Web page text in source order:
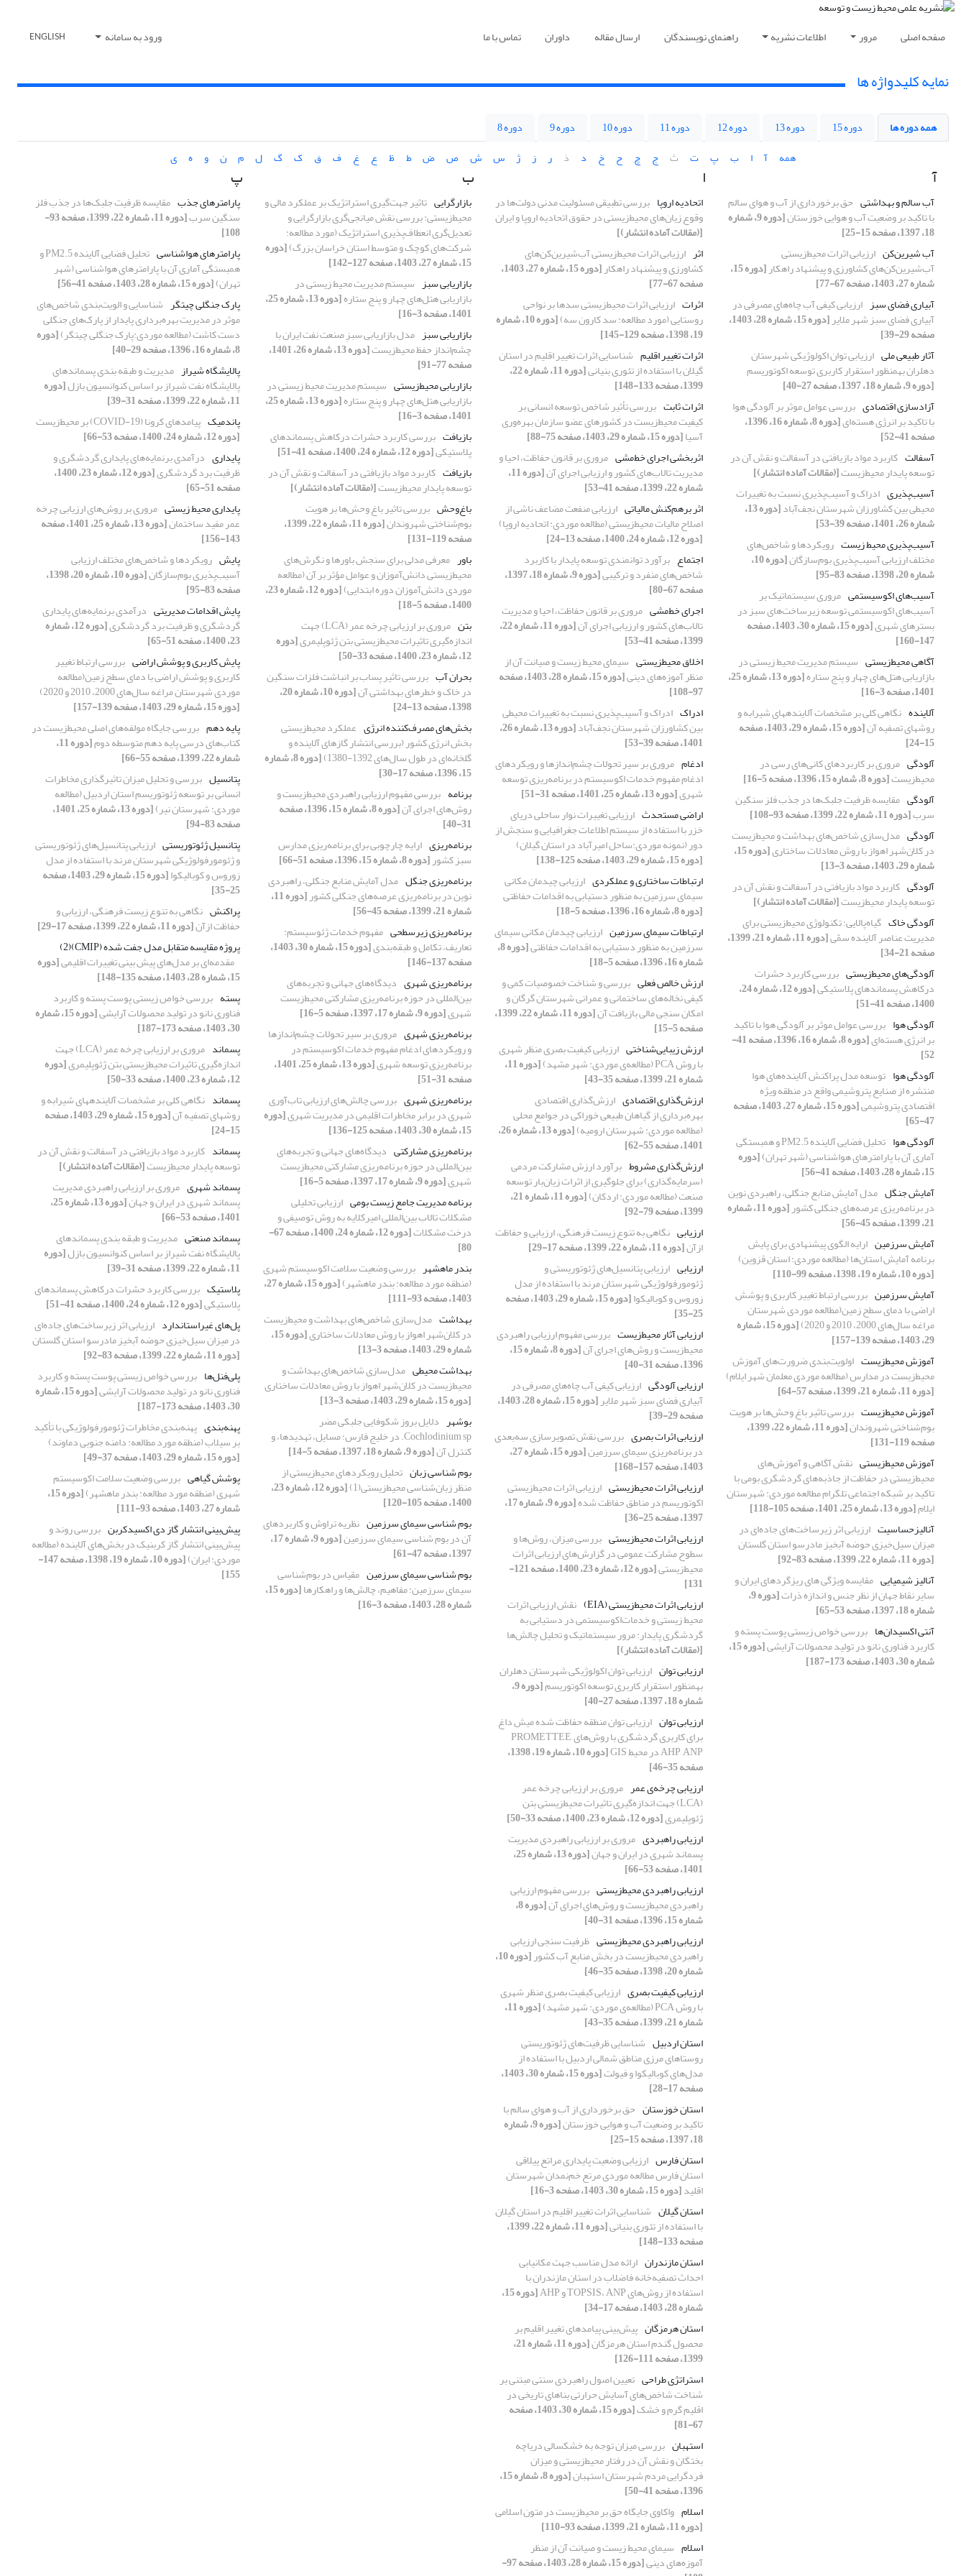
صفحه اصلی مرور اطلاعات نشریه راهنمای نویسندگان ارسال مقاله داوران تماس با ما ورود به سامانه ENGLISH
نمایه کلیدواژه ها
همه دوره ها دوره 15 دوره 13 دوره 12 دوره 11 دوره 10 دوره 9
دوره 8
همه
آ ا ب پ ت ث ج چ ح خ د ذ ر ز ژ س ش ص ض ط ظ ع غ ف ق ک گ ل م ن و ه ی
آ
آب سالم و بهداشتی حق برخورداری از آب و هوای سالم
با تاکید بر وضعیت آب و هوایی خوزستان [دوره 9، شماره
18، 1397، صفحه 15-25]
آب شیرین‌‌کن ارزیابی اثرات محیط‌‌زیستی
آب‌‌شیرین‌‌کن‌‌های کشاورزی و پیشنهاد راهکار [دوره 15،
شماره 27، 1403، صفحه 67-77]
آبیاری فضای سبز ارزیابی کیفی آب چاه‌‌های مصرفی در
آبیاری فضای سبز شهر ملایر [دوره 15، شماره 28، 1403،
صفحه 29-39]
آثار طبیعی ملی ارزیابی توان اکولوژیکی شهرستان
دهلران به‎منظور استقرار کاربری توسعه اکوتوریسم
[دوره 9، شماره 18، 1397، صفحه 27-40]
آزادسازی اقتصادی بررسی عوامل موثر بر آلودگی هوا
با تاکید بر انرژی هسته‌ای [دوره 8، شماره 16، 1396،
صفحه 41-52]
آسفالت کاربرد مواد بازیافتی در آسفالت و نقش آن در
توسعه پایدار محیط‌زیست[(مقالات آماده انتشار)]
آسیب‌‌پذیری ادراک و آسیب‌‌پذیری نسبت به تغییرات
محیطی بین کشاورزان شهرستان نجف‌‌آباد [دوره 13،
شماره 26، 1401، صفحه 39-53]
آسیب‌پذیری محیط زیست رویکردها و شاخص‌های
مختلف ارزیابی آسیب‌پذیری بوم‌سازگان [دوره 10،
شماره 20، 1398، صفحه 83-95]
آسیب‌های اکوسیستمی مروری سیستماتیک بر
آسیب‌‌های اکوسیستمی توسعه زیرساخت‌‌های سبز در
بسترهای شهری [دوره 15، شماره 30، 1403، صفحه
147-160]
آگاهی محیط‌زیستی سیستم مدیریت محیط زیستی در
بازاریابی هتل‌های چهار و پنج ستاره [دوره 13، شماره 25،
1401، صفحه 3-16]
آلاینده
نگاهی کلی بر مشخصات آلاینده‎های شیرابه و
روش‎های تصفیه آن [دوره 15، شماره 29، 1403، صفحه
15-24]
آلودگی مروری بر کاربردهای کانی‌های رسی در
محیط‌زیست[دوره 8، شماره 15، 1396، صفحه 5-16]
آلودگی مقایسه ظرفیت جلبک‌ها در جذب فلز سنگین
سرب[دوره 11، شماره 22، 1399، صفحه 93-108]
آلودگی مدل‌سازی شاخص‌های بهداشت و محیط‌زیست
در کلان‌شهر اهواز با روش معادلات ساختاری [دوره 15،
شماره 29، 1403، صفحه 3-13]
آلودگی کاربرد مواد بازیافتی در آسفالت و نقش آن در
توسعه پایدار محیط‌زیست[(مقالات آماده انتشار)]
آلودگی خاک گیاه‌پالایی؛ تکنولوژی محیط‌زیستی برای
مدیریت عناصر آلاینده سمّی [دوره 11، شماره 21، 1399،
صفحه 21-34]
آلودگی‌های محیط‌زیستی بررسی کاربرد حشرات
درکاهش پسماند‌های پلاستیکی [دوره 12، شماره 24،
1400، صفحه 41-51]
آلودگی هوا بررسی عوامل موثر بر آلودگی هوا با تاکید
بر انرژی هسته‌ای [دوره 8، شماره 16، 1396، صفحه 41-
52]
آلودگی هوا توسعه مدل پراکنش آلاینده‌های هوا
منتشره از صنایع پتروشیمی واقع در منطقه ویژه
اقتصادی پتروشیمی [دوره 15، شماره 27، 1403، صفحه
47-65]
آلودگی هوا
تحلیل فضایی آلاینده PM2.5 و همبستگی
آماری آن با پارامترهای هواشناسی (شهر تهران)[دوره
15، شماره 28، 1403، صفحه 41-56]
آمایش جنگل مدل آمایش منابع جنگلی، راهبردی نوین
در برنامه‌‌ریزی عرصه‌‌های جنگلی کشور [دوره 11، شماره
21، 1399، صفحه 45-56]
آمایش سرزمین ارایه الگوی پیشنهادی برای پایش
برنامه آمایش استان‌ها (مطالعه موردی: استان قزوین)
[دوره 10، شماره 19، 1398، صفحه 99-110]
آمایش سرزمین بررسی ارتباط تغییر کاربری و پوشش
اراضی با دمای سطح زمین(مطالعه موردی شهرستان
مراغه سال‌‌‌های 2000، 2010 و 2020) [دوره 15، شماره
29، 1403، صفحه 139-157]
آموزش محیط‌زیست اولویت‌‌بندی ضرورت‌‌های آموزش
محیط‌زیست در مدارس (مطالعه موردی معلمان شهر ایلام)
[دوره 11، شماره 21، 1399، صفحه 57-64]
آموزش محیط‌زیست بررسی تاثیر باغ‌ وحش‌ها‌‌ بر هویت
بوم‌شناختی شهروندان [دوره 11، شماره 22، 1399،
صفحه 119-131]
آموزش محیط‌زیستی نقش آگاهی و آموزش‌‌های
محیط‌زیستی در حفاظت از جاذبه‌‌های گردشگری بومی با
تاکید بر شبکه اجتماعی تلگرام مطالعه موردی: شهرستان
ایلام[دوره 13، شماره 25، 1401، صفحه 105-118]
آنالیزحساسیت ارزیابی اثر زیرساخت‌‌های جاده‌‌ای در
میزان سیل‌‌خیزی حوضه آبخیز مادرسو استان گلستان
[دوره 11، شماره 22، 1399، صفحه 83-92]
آنالیز شیمیایی مقایسه ویژگی های ریزگردهای ایران و
سایر نقاط جهان از نظر جنس و اندازه ذرات [دوره 9،
شماره 18، 1397، صفحه 53-65]
آنتی اکسیدان‌ها بررسی خواص زیستی پوست پسته و
کاربرد فناوری نانو در تولید محصولات آرایشی [دوره 15،
شماره 30، 1403، صفحه 173-187]
ا
اتحادیه اروپا بررسی تطبیقی مسئولیت مدنی دولت‌ها در
وقوع زیان‌های محیط‌زیستی درحقوق اتحادیه اروپا و ایران
[(مقالات آماده انتشار)]
اثر ارزیابی اثرات محیط‌‌زیستی آب‌‌شیرین‌‌کن‌‌های
کشاورزی و پیشنهاد راهکار [دوره 15، شماره 27، 1403،
صفحه 67-77]
اثرات ارزیابی اثرات ‌محیط‌زیستی سدها بر نواحی
روستایی (مورد مطالعه: سد کارون سه) [دوره 10، شماره
19، 1398، صفحه 129-145]
اثرات تغییر اقلیم شناسایی اثرات تغییر اقلیم در استان
گیلان با استفاده از تئوری بنیانی [دوره 11، شماره 22،
1399، صفحه 133-148]
اثرات ثابت بررسی تأثیر شاخص توسعه انسانی بر
کیفیت ‌‌محیط‌زیست در کشورهای عضو سازمان بهره‌وری
آسیا[دوره 15، شماره 29، 1403، صفحه 75-88]
اثربخشی اجرای خط‌مشی مروری بر قانون حفاظت، احیا و
مدیریت تالاب‌های کشور و ارزیابی اجرای آن [دوره 11،
شماره 22، 1399، صفحه 41-53]
اثر برهم‌کنش مالیاتی ارزیابی منفعت مضاعف ناشی از
اصلاح مالیات محیط‌‌زیستی (مطالعه موردی: اتحادیه اروپا)
[دوره 12، شماره 24، 1400، صفحه 13-24]
اجتماع برآورد توانمندی توسعه پایدار با کاربرد
شاخص‌های منفرد و ترکیبی [دوره 9، شماره 18، 1397،
صفحه 67-80]
اجرای خط‌مشی‌ مروری بر قانون حفاظت، احیا و مدیریت
تالاب‌های کشور و ارزیابی اجرای آن [دوره 11، شماره 22،
1399، صفحه 41-53]
اخلاق ‌محیط‏زیستی سیمای محیط زیست و صیانت آن از
منظر آموزه‌های دینی [دوره 15، شماره 28، 1403، صفحه
97-108]
ادراک ادراک و آسیب‌‌پذیری نسبت به تغییرات محیطی
بین کشاورزان شهرستان نجف‌‌آباد [دوره 13، شماره 26،
1401، صفحه 39-53]
ادغام مروری بر سیر تحولات چشم‌‌اندازها و رویکردهای
ادغام مفهوم خدمات اکوسیستم در برنامه‌ریزی توسعه
شهری[دوره 13، شماره 25، 1401، صفحه 31-51]
اراضی مستحدث ارزیابی تغییرات نوار ساحلی دریای
خزر با استفاده از سیستم اطلاعات جغرافیایی و سنجش از
دور (نمونه موردی:ساحل امیرآباد در استان گیلان)
[دوره 15، شماره 29، 1403، صفحه 125-138]
ارتباطات ساختاری و عملکردی ارزیابی چیدمان مکانی
سیمای سرزمین به منظور دستیابی به اقدامات حفاظتی
[دوره 8، شماره 16، 1396، صفحه 5-18]
ارتباطات سیمای سرزمین ارزیابی چیدمان مکانی سیمای
سرزمین به منظور دستیابی به اقدامات حفاظتی [دوره 8،
شماره 16، 1396، صفحه 5-18]
ارزش خالص فعلی بررسی و شناخت خصوصیات کمی و
کیفی نخاله‌‌های ساختمانی و عمرانی شهرستان گرگان و
امکان سنجی مالی بازیافت آن‌ [دوره 11، شماره 22، 1399،
صفحه 5-15]
ارزش زیبایی‌‌شناختی ارزیابی کیفیت بصری منظر شهری
با روش PCA (مطالعه‌‌ی موردی: شهر مشهد) [دوره 11،
شماره 21، 1399، صفحه 35-43]
ارزش‌‌‌گذاری اقتصادی ارزش‌گذاری اقتصادی
بهره‌برداری از گیاهان طبیعی خوراکی در جوامع محلی
(مطالعه موردی: شهرستان ارومیه) [دوره 13، شماره 26،
1401، صفحه 55-62]
ارزش‌‌گذاری مشروط برآورد ارزش مشارکت مردمی
(سرمایه‌گذاری) برای جلوگیری از اثرات زیان‌‌بار توسعه
صنعت (مطالعه موردی: اردکان) [دوره 11، شماره 21،
1399، صفحه 79-92]
ارزیابی نگاهی به تنوع زیست فرهنگی، ارزیابی و حفاظت
ازآن[دوره 11، شماره 22، 1399، صفحه 17-29]
ارزیابی ارزیابی پتانسیل‌های ژئوتوریستی و
ژئومورفولوژیکی شهرستان مرند با استفاده از مدل
زوروس و کوبالیکوا [دوره 15، شماره 29، 1403، صفحه
25-35]
ارزیابی آثار محیط‌زیست بررسی مفهوم ارزیابی راهبردی
محیط‌زیست و روش‌های اجرای آن [دوره 8، شماره 15،
1396، صفحه 31-40]
ارزیابی آلودگی ارزیابی کیفی آب چاه‌‌های مصرفی در
آبیاری فضای سبز شهر ملایر [دوره 15، شماره 28، 1403،
صفحه 29-39]
ارزیابی اثرات بصری بررسی نقش تصویرسازی سه‌بعدی
در برنامه‌‌ریزی سیمای سرزمین [دوره 15، شماره 27،
1403، صفحه 157-168]
ارزیابی اثرات محیط‌‌زیستی ارزیابی اثرات محیط‌‌زیستی
اکوتوریسم در مناطق حفاظت شده [دوره 9، شماره 17،
1397، صفحه 25-36]
ارزیابی اثرات محیط‌زیستی بررسی میزان، روش‌ها و
سطوح مشارکت عمومی در گزارش‌های ارزیابی اثرات
محیط‌زیستی [دوره 12، شماره 23، 1400، صفحه 121-
131]
ارزیابی اثرات محیط‌زیستی (EIA)
نقش ارزیابی اثرات
محیط زیستی و خدمات‌اکوسیستمی در دستیابی به
گردشگری پایدار: مرور سیستماتیک و تحلیل چالش‌ها
[(مقالات آماده انتشار)]
ارزیابی توان ارزیابی توان اکولوژیکی شهرستان دهلران
به‎منظور استقرار کاربری توسعه اکوتوریسم [دوره 9،
شماره 18، 1397، صفحه 27-40]
ارزیابی توان‌ ارزیابی توان منطقه حفاظت شده میش داغ
برای کاربری گردشگری با روش‌های PROMETTEE,
AHP, ANP در محیط GIS [دوره 10، شماره 19، 1398،
صفحه 35-46]
ارزیابی چرخه‌‌ی عمر مروری بر ارزیابی چرخه عمر
(LCA) جهت اندازه‌گیری تاثیرات محیط‌زیستی بتن
ژئوپلیمری[دوره 12، شماره 23، 1400، صفحه 33-50]
ارزیابی راهبردی مروری بر ارزیابی راهبردی مدیریت
پسماند شهری در ایران و جهان [دوره 13، شماره 25،
1401، صفحه 53-66]
ارزیابی راهبردی محیط‌زیستی بررسی مفهوم ارزیابی
راهبردی محیط‌زیست و روش‌های اجرای آن [دوره 8،
شماره 15، 1396، صفحه 31-40]
ارزیابی راهبردی محیط‌زیستی ظرفیت سنجی ارزیابی
راهبردی محیط‌زیست در بخش منابع آب کشور [دوره 10،
شماره 20، 1398، صفحه 35-46]
ارزیابی کیفیت بصری ارزیابی کیفیت بصری منظر شهری
با روش PCA (مطالعه‌‌ی موردی: شهر مشهد) [دوره 11،
شماره 21، 1399، صفحه 35-43]
استان اردبیل شناسایی ظرفیت‌های ژئوتوریستی
روستاهای مرزی مناطق شمالی اردبیل با استفاده از
مدل‌های کوبالیکوا و فیولت [دوره 15، شماره 30، 1403،
صفحه 17-28]
استان خوزستان حق برخورداری از آب و هوای سالم با
تاکید بر وضعیت آب و هوایی خوزستان [دوره 9، شماره
18، 1397، صفحه 15-25]
استان فارس ارزیابی وضعیت پایداری مراتع ییلاقی
استان فارس مطالعه موردی مرتع خم‌نمدان شهرستان
اقلید[دوره 15، شماره 30، 1403، صفحه 3-16]
استان گیلان شناسایی اثرات تغییر اقلیم در استان گیلان
با استفاده از تئوری بنیانی [دوره 11، شماره 22، 1399،
صفحه 133-148]
استان مازندران ارائه مدل مناسب جهت مکانیابی
احداث تصفیه‌خانه فاضلاب در استان مازندران با
استفاده از روش‌‌های TOPSIS، ANP و AHP [دوره 15،
شماره 28، 1403، صفحه 17-34]
استان هرمزگان پیش‌بینی پیامدهای تغییر اقلیم بر
محصول گندم استان هرمزگان [دوره 11، شماره 21،
1399، صفحه 111-126]
استراتژی طراحی تعیین اصول راهبردی سنتی مبتنی بر
شناخت شاخص‌‌های آسایش حرارتی بناهای تاریخی در
اقلیم گرم و خشک [دوره 15، شماره 30، 1403، صفحه
67-81]
استهبان بررسی میزان توجه به خشکسالی دریاچه
بختگان و نقش آن در رفتار محیط‌زیستی و میزان
فردگرایی مردم شهرستان استهبان [دوره 8، شماره 15،
1396، صفحه 41-50]
اسلام واکاوی جایگاه حق بر محیط‌زیست در متون اسلامی
[دوره 11، شماره 21، 1399، صفحه 93-110]
اسلام سیمای محیط زیست و صیانت آن از منظر
آموزه‌های دینی [دوره 15، شماره 28، 1403، صفحه 97-
ب
بازارگرایی تاثیر جهت‌‌گیری استراتژیک بر عملکرد مالی و
محیط‌‌زیستی: بررسی نقش میانجی‌‌گری بازارگرایی و
تعدیل‌‌گری انعطاف‌‌پذیری استراتژیک (مورد مطالعه:
شرکت‌‌های کوچک و متوسط استان‌‌ خراسان بزرگ)[دوره
15، شماره 27، 1403، صفحه 127-142]
بازاریابی سبز سیستم مدیریت محیط زیستی در
بازاریابی هتل‌های چهار و پنج ستاره [دوره 13، شماره 25،
1401، صفحه 3-16]
بازاریابی سبز مدل بازاریابی سبزِ صنعت نفت ایران با
چشم‌‌انداز حفظ محیط‌‌زیست [دوره 13، شماره 26، 1401،
صفحه 77-91]
بازاریابی محیط‌زیستی سیستم مدیریت محیط زیستی در
بازاریابی هتل‌های چهار و پنج ستاره [دوره 13، شماره 25،
1401، صفحه 3-16]
بازیافت بررسی کاربرد حشرات درکاهش پسماند‌های
پلاستیکی[دوره 12، شماره 24، 1400، صفحه 41-51]
بازیافت کاربرد مواد بازیافتی در آسفالت و نقش آن در
توسعه پایدار محیط‌زیست[(مقالات آماده انتشار)]
باغ‌وحش بررسی تاثیر باغ‌ وحش‌ها‌‌ بر هویت
بوم‌شناختی شهروندان [دوره 11، شماره 22، 1399،
صفحه 119-131]
باور معرفی مدلی برای سنجش باورها و نگرش‌های
محیط‌زیستی دانش‌آموزان و عوامل مؤثر بر آن (مطالعه
موردی دانش‌آموزان دوره ابتدایی) [دوره 12، شماره 23،
1400، صفحه 5-18]
بتن
مروری بر ارزیابی چرخه عمر (LCA) جهت
اندازه‌گیری تاثیرات محیط‌زیستی بتن ژئوپلیمری[دوره
12، شماره 23، 1400، صفحه 33-50]
بحران آب بررسی تاثیر پساب بر انباشت فلزات سنگین
در خاک و خطرهای بهداشتی آن [دوره 10، شماره 20،
1398، صفحه 13-24]
بخش‌های مصرف‌کننده انرژی عملکرد محیط‌زیستی
بخش انرژی کشور (بررسی انتشار گازهای آلاینده و
گلخانه‌ای در طول سال‌های 1392-1380) [دوره 8، شماره
15، 1396، صفحه 17-30]
برنامه بررسی مفهوم ارزیابی راهبردی محیط‌زیست و
روش‌های اجرای آن [دوره 8، شماره 15، 1396، صفحه
31-40]
برنامه‌ریزی ارایه چارچوبی برای برنامه‌ریزی مدارس
سبز کشور[دوره 8، شماره 15، 1396، صفحه 51-66]
برنامه‌‌ریزی جنگل مدل آمایش منابع جنگلی، راهبردی
نوین در برنامه‌‌ریزی عرصه‌‌های جنگلی کشور [دوره 11،
شماره 21، 1399، صفحه 45-56]
برنامه‌‌ریزی زیرسطحی مفهوم خدمات ژئوسیستم:
تعاریف، تکامل و طبقه‌بندی [دوره 15، شماره 30، 1403،
صفحه 137-146]
برنامه‌ریزی شهری دیدگاه‌های جهانی و تجربه‌های
بین‌المللی در حوزه برنامه‌ریزی مشارکتی محیط‌زیست
شهری[دوره 9، شماره 17، 1397، صفحه 5-16]
برنامه‌ریزی شهری مروری بر سیر تحولات چشم‌‌اندازها
و رویکردهای ادغام مفهوم خدمات اکوسیستم در
برنامه‌ریزی توسعه شهری [دوره 13، شماره 25، 1401،
صفحه 31-51]
برنامه‌ریزی شهری بررسی چالش‌‌های ارزیابی تاب‌آوری
شهری در برابر مخاطرات اقلیمی در مدیریت شهری[دوره
15، شماره 30، 1403، صفحه 125-136]
برنامه‌ریزی مشارکتی دیدگاه‌های جهانی و تجربه‌های
بین‌المللی در حوزه برنامه‌ریزی مشارکتی محیط‌زیست
شهری[دوره 9، شماره 17، 1397، صفحه 5-16]
برنامه مدیریت جامع زیست بومی ارزیابی تحلیلی
مشکلات تالاب بین‌‌المللی امیر‌‌کلایه به روش توصیفی و
درخت مشکلات [دوره 12، شماره 24، 1400، صفحه 67-
80]
بندر ماهشهر بررسی وضعیت سلامت اکوسیستم شهری
(منطقه مورد مطالعه: بندر ماهشهر) [دوره 15، شماره 27،
1403، صفحه 93-111]
بهداشت مدل‌سازی شاخص‌های بهداشت و محیط‌زیست
در کلان‌شهر اهواز با روش معادلات ساختاری [دوره 15،
شماره 29، 1403، صفحه 3-13]
بهداشت محیطی مدل‌سازی شاخص‌های بهداشت و
محیط‌زیست در کلان‌شهر اهواز با روش معادلات ساختاری
[دوره 15، شماره 29، 1403، صفحه 3-13]
بوشهر دلایل بروز شکوفا‌یی جلبکی مضر
Cochlodinium sp. در خلیج فارس؛ مسا‌یل، تهدیدها، و
کنترل آن[دوره 9، شماره 18، 1397، صفحه 5-14]
بوم شناسی زبان تحلیل رویکردهای ‌محیط‌زیستی از
منظر زبان‌شناسی ‌محیط‌زیستی(1) [دوره 12، شماره 23،
1400، صفحه 105-120]
بوم ‌‌شناسی سیمای سرزمین نظریه تراوش و کاربردهای
آن در بوم ‌‌شناسی سیمای سرزمین [دوره 9، شماره 17،
1397، صفحه 47-61]
بوم شناسی سیمای سرزمین مقیاس در ‌بوم‌شناسی
سیمای سرزمین: مفاهیم، چالش‌ها و راهکارها [دوره 15،
شماره 28، 1403، صفحه 3-16]
پ
پارامترهای جذب مقایسه ظرفیت جلبک‌ها در جذب فلز
سنگین سرب [دوره 11، شماره 22، 1399، صفحه 93-
108]
پارامترهای هواشناسی
تحلیل فضایی آلاینده PM2.5 و
همبستگی آماری آن با پارامترهای هواشناسی (شهر
تهران)[دوره 15، شماره 28، 1403، صفحه 41-56]
پارک جنگلی چیتگر شناسایی و الویت‌بندی شاخص‌های
موثر در مدیریت بهره‌برداری پایدار از پارک‌های جنگلی
دست کاشت (مطالعه موردی:پارک جنگلی چیتگر)[دوره
8، شماره 16، 1396، صفحه 29-40]
پالایشگاه شیراز مدیریت و طبقه بندی پسماندهای
پالایشگاه نفت شیراز بر اساس کنوانسیون بازل[دوره
11، شماره 22، 1399، صفحه 31-39]
پاندمیک پیامد‌های کرونا (COVID-19) بر محیط‌زیست
[دوره 12، شماره 24، 1400، صفحه 53-66]
پایداری درآمدی برنمایه‌‌های پایداری گردشگری و
ظرفیت برد گردشگری [دوره 12، شماره 23، 1400،
صفحه 51-65]
پایداری محیط زیستی مروری بر روش‌های ارزیابی چرخه
عمر مفید ساختمان [دوره 13، شماره 25، 1401، صفحه
143-156]
پایش رویکردها و شاخص‌های مختلف ارزیابی
آسیب‌پذیری بوم‌سازگان [دوره 10، شماره 20، 1398،
صفحه 83-95]
پایش اقدامات مدیریتی درآمدی برنمایه‌‌های پایداری
گردشگری و ظرفیت برد گردشگری [دوره 12، شماره
23، 1400، صفحه 51-65]
پایش کاربری و پوشش اراضی بررسی ارتباط تغییر
کاربری و پوشش اراضی با دمای سطح زمین(مطالعه
موردی شهرستان مراغه سال‌‌‌های 2000، 2010 و 2020)
[دوره 15، شماره 29، 1403، صفحه 139-157]
پایه دهم بررسی جایگاه مولفه‌‌های اصلی محیط‌زیست در
کتاب‌‌های درسی پایه دهم متوسطه دوم [دوره 11،
شماره 22، 1399، صفحه 55-66]
پتانسیل بررسی و تحلیل میزان تاثیرگذاری مخاطرات
انسانی بر توسعه ژئوتوریسم استان اردبیل (مطالعه
موردی: شهرستان نیر) [دوره 13، شماره 25، 1401،
صفحه 83-94]
پتانسیل ژئوتوریستی ارزیابی پتانسیل‌های ژئوتوریستی
و ژئومورفولوژیکی شهرستان مرند با استفاده از مدل
زوروس و کوبالیکوا [دوره 15، شماره 29، 1403، صفحه
25-35]
پراکنش نگاهی به تنوع زیست فرهنگی، ارزیابی و
حفاظت ازآن[دوره 11، شماره 22، 1399، صفحه 17-29]
پروژه مقایسه متقابل مدل جفت شده (CMIP)(2)
مقدمه‌ای بر مدل‌های پیش بینی تغییرات اقلیمی[دوره
15، شماره 28، 1403، صفحه 135-148]
پسته بررسی خواص زیستی پوست پسته و کاربرد
فناوری نانو در تولید محصولات آرایشی [دوره 15، شماره
30، 1403، صفحه 173-187]
پسماند
مروری بر ارزیابی چرخه عمر (LCA) جهت
اندازه‌گیری تاثیرات محیط‌زیستی بتن ژئوپلیمری[دوره
12، شماره 23، 1400، صفحه 33-50]
پسماند
نگاهی کلی بر مشخصات آلاینده‎های شیرابه و
روش‎های تصفیه آن [دوره 15، شماره 29، 1403، صفحه
15-24]
پسماند کاربرد مواد بازیافتی در آسفالت و نقش آن در
توسعه پایدار محیط‌زیست[(مقالات آماده انتشار)]
پسماند شهری مروری بر ارزیابی راهبردی مدیریت
پسماند شهری در ایران و جهان [دوره 13، شماره 25،
1401، صفحه 53-66]
پسماند صنعتی مدیریت و طبقه بندی پسماندهای
پالایشگاه نفت شیراز بر اساس کنوانسیون بازل[دوره
11، شماره 22، 1399، صفحه 31-39]
پلاستیک بررسی کاربرد حشرات درکاهش پسماند‌های
پلاستیکی[دوره 12، شماره 24، 1400، صفحه 41-51]
پل‌‌های غیراستاندارد ارزیابی اثر زیرساخت‌‌های جاده‌‌ای
در میزان سیل‌‌خیزی حوضه آبخیز مادرسو استان گلستان
[دوره 11، شماره 22، 1399، صفحه 83-92]
پلی‌فنل‌ها بررسی خواص زیستی پوست پسته و کاربرد
فناوری نانو در تولید محصولات آرایشی [دوره 15، شماره
30، 1403، صفحه 173-187]
پهنه‌بندی پهنه‌بندی مخاطرات ژئومورفولوژیکی با تأکید
بر سیلاب (منطقه مورد مطالعه:‌ دامنه جنوبی دماوند)
[دوره 15، شماره 29، 1403، صفحه 37-49]
پوشش گیاهی بررسی وضعیت سلامت اکوسیستم
شهری (منطقه مورد مطالعه: بندر ماهشهر) [دوره 15،
شماره 27، 1403، صفحه 93-111]
پیش‌‌بینی انتشار گاز دی اکسیدکربن بررسی روند و
پیش‌‌بینی انتشار گاز کربنیک در بخش‌‌های آلاینده (مطالعه
موردی: ایران) [دوره 10، شماره 19، 1398، صفحه 147-
155]